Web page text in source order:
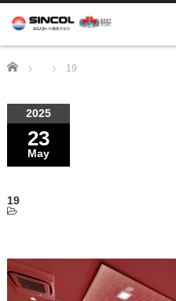
Home 19
2025
23
May
19